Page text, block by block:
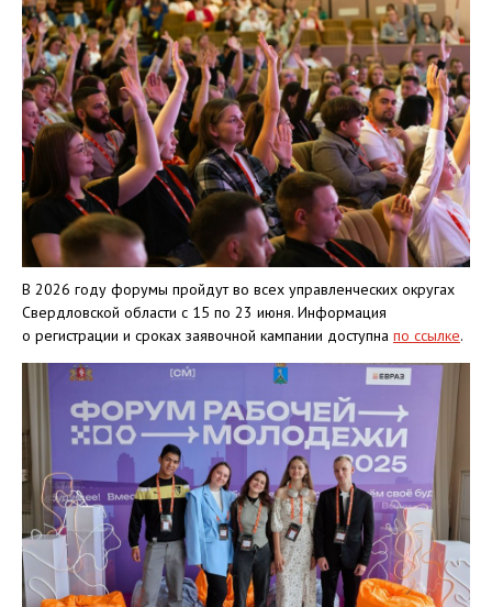
В 2026 году форумы пройдут во всех управленческих округах
Свердловской области с 15 по 23 июня. Информация
о регистрации и сроках заявочной кампании доступна по ссылке.